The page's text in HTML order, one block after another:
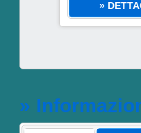
»
»